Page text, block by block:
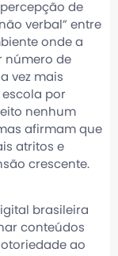
de
verbal” entre
onde a
número de
vez mais
por
nenhum
afirmam que
atritos e
crescente.
brasileira
conteúdos
ao